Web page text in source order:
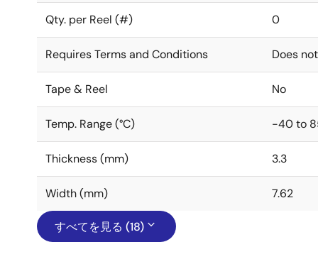
Qty. per Reel (#) 0
Requires Terms and Conditions Does
Tape & Reel No
Temp. Range (°C) -40 to
Thickness (mm) 3.3
Width (mm) 7.62
すべてを見る (18)